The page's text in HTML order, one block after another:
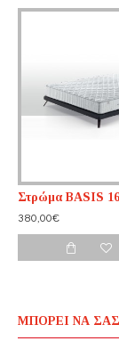
Στρώμα BASIS
380,00€
ΜΠΟΡΕΊ ΝΑ